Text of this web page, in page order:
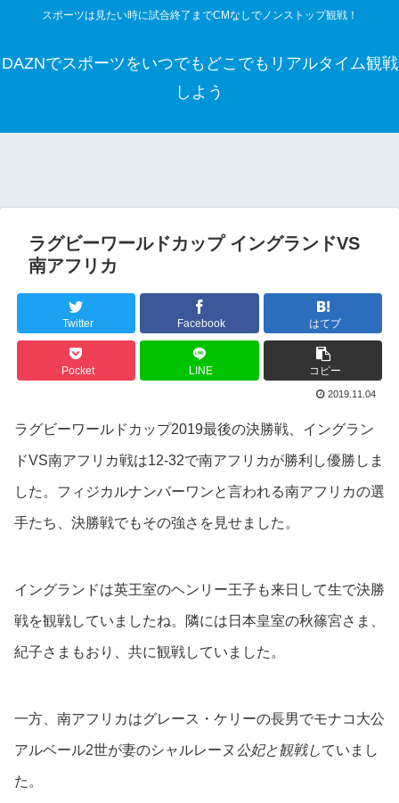
スポーツは見たい時に試合終了までCMなしでノンストップ観戦！
DAZNでスポーツをいつでもどこでもリアルタイム観戦
しよう
ラグビーワールドカップ イングランドVS
南アフリカ
Twitter Facebook はてブ
Pocket LINE コピー
2019.11.04
ラグビーワールドカップ2019最後の決勝戦、イングラン
ドVS南アフリカ戦は12-32で南アフリカが勝利し優勝しま
した。フィジカルナンバーワンと言われる南アフリカの選
手たち、決勝戦でもその強さを見せました。
イングランドは英王室のヘンリー王子も来日して生で決勝
戦を観戦していましたね。隣には日本皇室の秋篠宮さま、
紀子さまもおり、共に観戦していました。
一方、南アフリカはグレース・ケリーの長男でモナコ大公
アルベール2世が妻のシャルレーヌ 公妃と観戦していまし
た。